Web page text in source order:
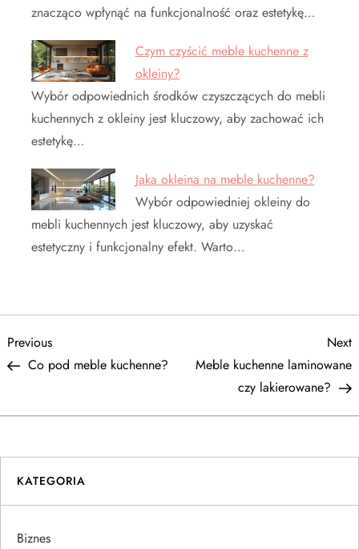
znacząco wpłynąć na funkcjonalność oraz estetykę…
Czym czyścić meble kuchenne z
okleiny?
Wybór odpowiednich środków czyszczących do mebli
kuchennych z okleiny jest kluczowy, aby zachować ich
estetykę…
Jaka okleina na meble kuchenne?
Wybór odpowiedniej okleiny do
mebli kuchennych jest kluczowy, aby uzyskać
estetyczny i funkcjonalny efekt. Warto…
N
w
i
g
a
Previous
Post
Previous
Co pod meble kuchenne?
Next
Meble kuchenne laminowane
czy lakierowane?
KATEGORIA
Biznes